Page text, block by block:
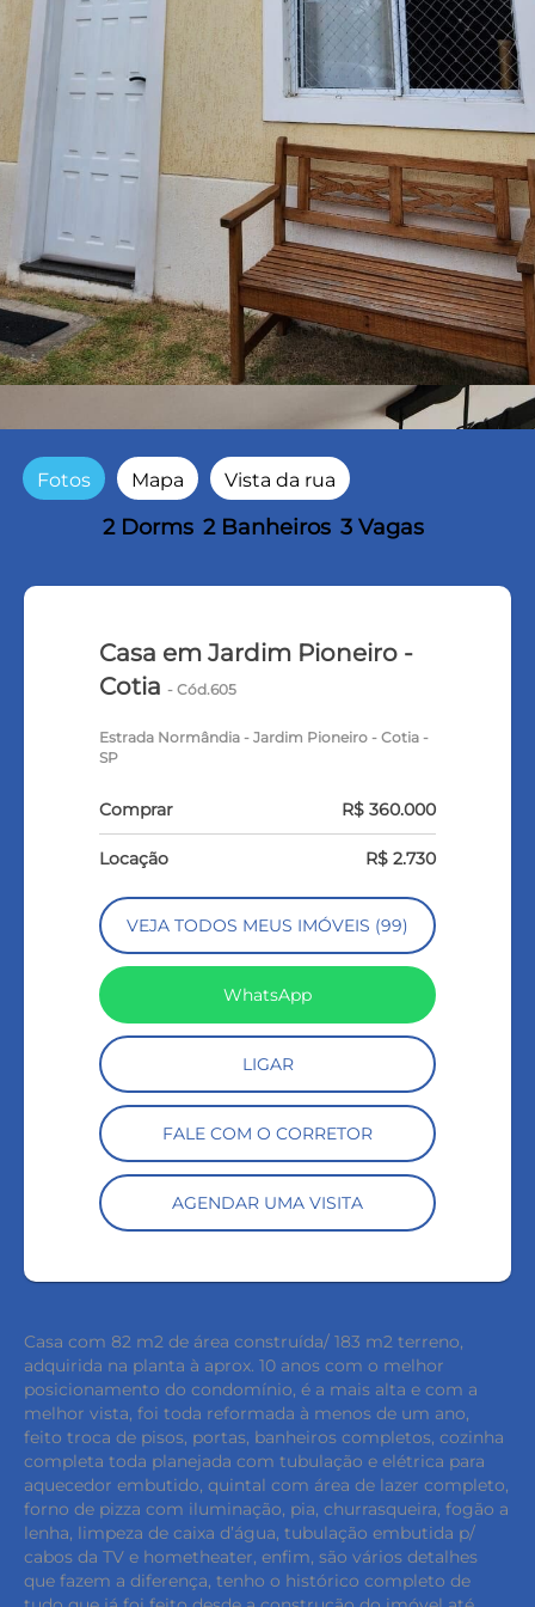
Fotos Mapa Vista da rua
2 Dorms 2 Banheiros 3 Vagas
Casa em Jardim Pioneiro -
Cotia - Cód.605
Estrada Normândia - Jardim Pioneiro - Cotia -
SP
Comprar R$ 360.000
Locação R$ 2.730
VEJA TODOS MEUS IMÓVEIS (99)
WhatsApp
LIGAR
FALE COM O CORRETOR
AGENDAR UMA VISITA
Casa com 82 m2 de área construída/ 183 m2 terreno,
adquirida na planta à aprox. 10 anos com o melhor
posicionamento do condomínio, é a mais alta e com a
melhor vista, foi toda reformada à menos de um ano,
feito troca de pisos, portas, banheiros completos, cozinha
completa toda planejada com tubulação e elétrica para
aquecedor embutido, quintal com área de lazer completo,
forno de pizza com iluminação, pia, churrasqueira, fogão a
lenha, limpeza de caixa d’água, tubulação embutida p/
cabos da TV e hometheater, enfim, são vários detalhes
que fazem a diferença, tenho o histórico completo de